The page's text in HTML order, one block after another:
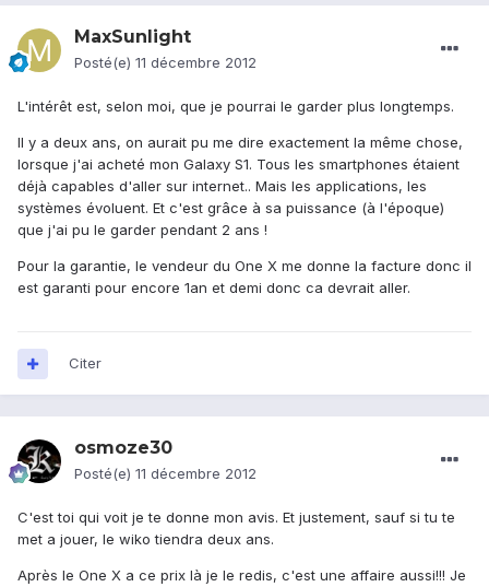
MaxSunlight
Posté(e) 11 décembre 2012
L'intérêt est, selon moi, que je pourrai le garder plus longtemps.
Il y a deux ans, on aurait pu me dire exactement la même chose,
lorsque j'ai acheté mon Galaxy S1. Tous les smartphones étaient
déjà capables d'aller sur internet.. Mais les applications, les
systèmes évoluent. Et c'est grâce à sa puissance (à l'époque)
que j'ai pu le garder pendant 2 ans !
Pour la garantie, le vendeur du One X me donne la facture donc il
est garanti pour encore 1an et demi donc ca devrait aller.
Citer
osmoze30
Posté(e) 11 décembre 2012
C'est toi qui voit je te donne mon avis. Et justement, sauf si tu te
met a jouer, le wiko tiendra deux ans.
Après le One X a ce prix là je le redis, c'est une affaire aussi!!! Je